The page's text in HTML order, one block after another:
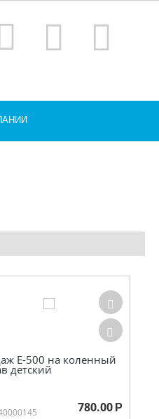
Е-500 на коленный
детский
780.00 Р